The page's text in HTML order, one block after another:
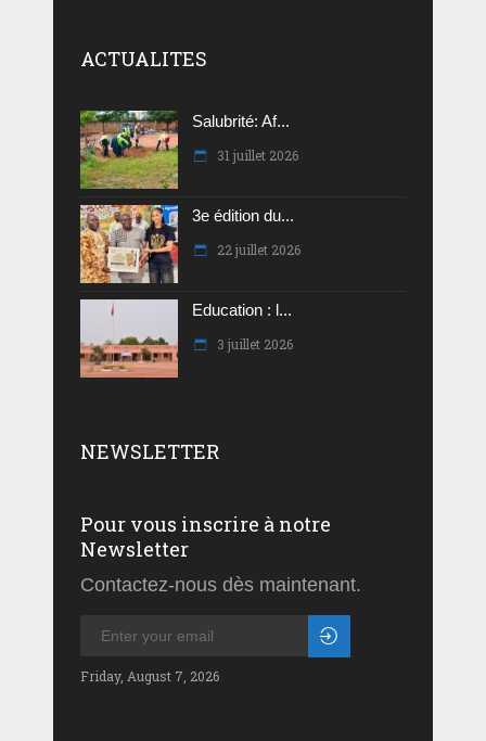
ACTUALITES
Salubrité: Af...
31 juillet 2026
3e édition du...
22 juillet 2026
Education : l...
3 juillet 2026
NEWSLETTER
Pour vous inscrire à notre
Newsletter
Contactez-nous dès maintenant.
Friday, August 7, 2026